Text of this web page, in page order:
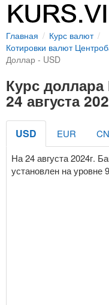
Главная
Курс валют
Котировки валют
Доллар - USD
Курс
24 августа
USD EUR
На 24 августа 2024г.
установлен на уровне